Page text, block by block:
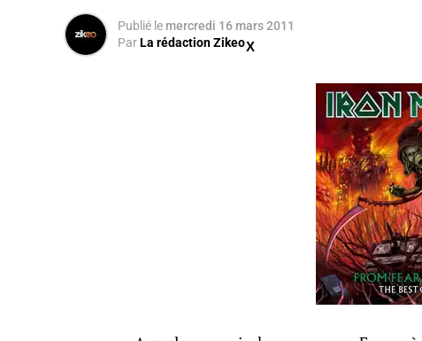
Publié le mercredi 16 mars 2011
ParLa rédaction Zikeo